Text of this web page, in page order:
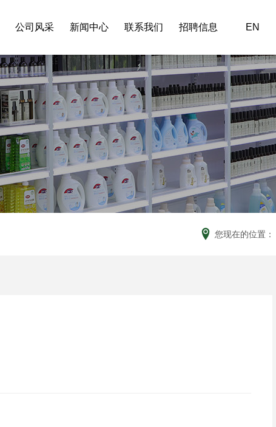
公司简介
荣誉资质
合作客户
企业文化
家清
包材
公司风采 新闻中心
公司新闻
行业资讯
常见问题
联系我们 招聘信息 EN
您现在的位置：